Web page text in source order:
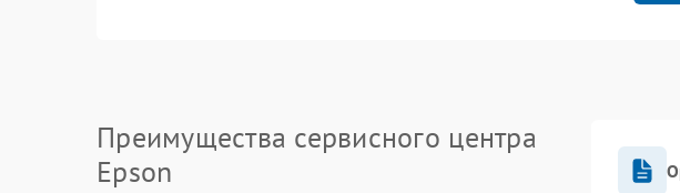
Преимущества сервисного центра
Epson